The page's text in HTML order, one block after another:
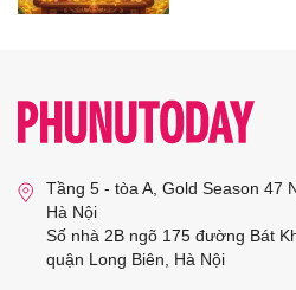
Tầng 5 - tòa A, Gold Season 47
Hà Nội
Số nhà 2B ngõ 175 đường Bát
quận Long Biên, Hà Nội